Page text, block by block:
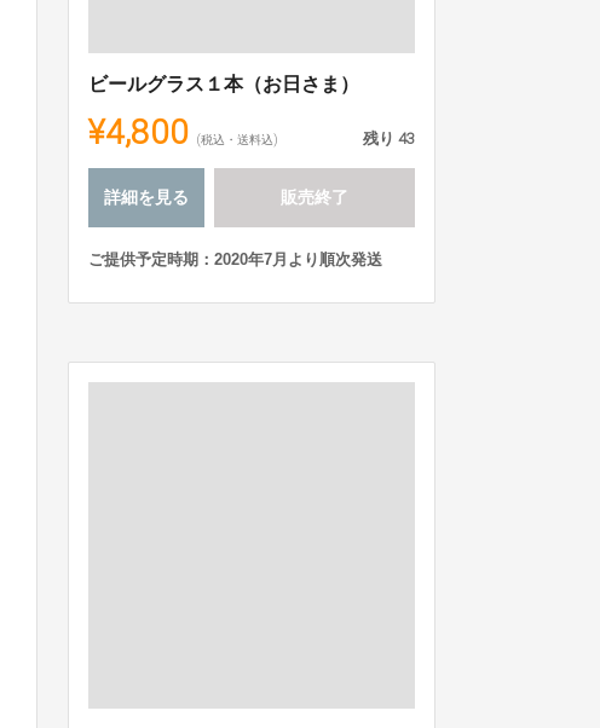
ビールグラス１本（お日さま）
¥4,800 (税込・送料込) 残り 43
詳細を見る 販売終了
ご提供予定時期：2020年7月より順次発送